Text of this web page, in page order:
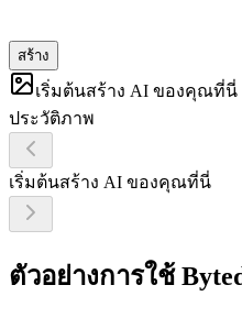
สร้าง
เริ่มต้นสร้าง AI ของคุณที่นี่
ประวัติภาพ
เริ่มต้นสร้าง AI ของคุณที่นี่
ตัวอย่างการใช้